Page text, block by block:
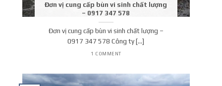
Đơn vị cung cấp bùn vi sinh chất lượng
– 0917 347 578
Đơn vị cung cấp bùn vi sinh chất lượng –
0917 347 578 Công ty [...]
1 COMMENT